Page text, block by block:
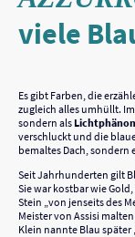
viele
Es gibt Farben, die
zugleich alles umhüllt.
sondern als
verschluckt und die
bemaltes Dach, sondern
Seit Jahrhunderten gilt
Sie war kostbar wie
Stein „von jenseits des
Meister von Assisi
Klein nannte Blau später